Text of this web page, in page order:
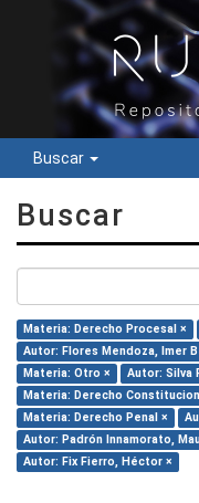
Buscar
Buscar
Materia: Derecho Procesal ×
Autor: Flores Mendoza, Imer
Materia: Otro ×
Autor: Silva
Materia: Derecho
Materia: Derecho Penal ×
Autor: Padrón Innamorato,
Autor: Fix Fierro, Héctor ×